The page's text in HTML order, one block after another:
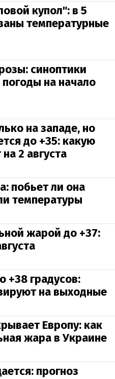
купол": в 5
температурные
синоптики
на начало
на западе, но
до +35: какую
2 августа
побьет ли она
температуры
жарой до +37:
+38 градусов:
на выходные
Европу: как
жара в Украине
прогноз